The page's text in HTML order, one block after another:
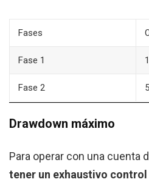
Fases
Fase 1
Fase 2
Drawdown máximo
Para operar con una cuenta
tener un exhaustivo